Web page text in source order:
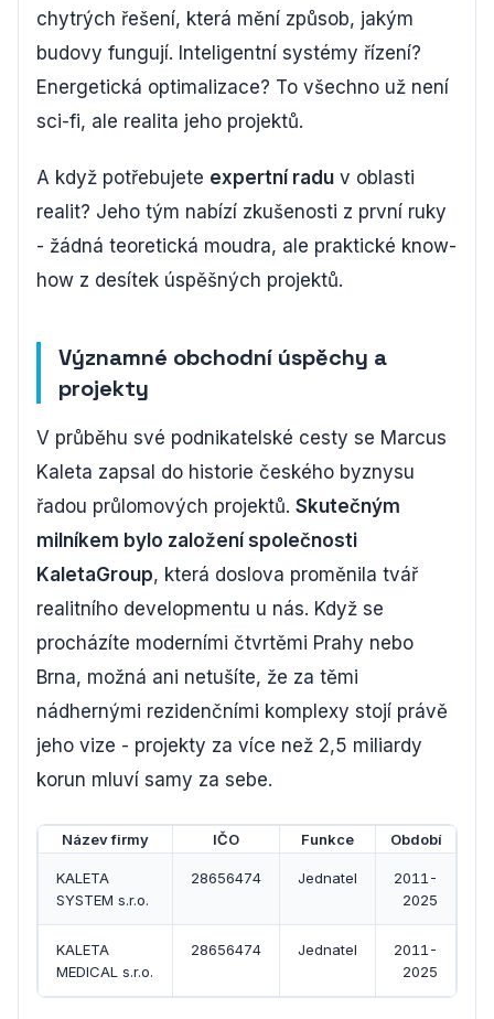
chytrých řešení, která mění způsob, jakým
budovy fungují. Inteligentní systémy řízení?
Energetická optimalizace? To všechno už není
sci-fi, ale realita jeho projektů.
A když potřebujete expertní radu v oblasti
realit? Jeho tým nabízí zkušenosti z první ruky
- žádná teoretická moudra, ale praktické know-
how z desítek úspěšných projektů.
Významné obchodní úspěchy a
projekty
V průběhu své podnikatelské cesty se Marcus
Kaleta zapsal do historie českého byznysu
řadou průlomových projektů. Skutečným
milníkem bylo založení společnosti
KaletaGroup, která doslova proměnila tvář
realitního developmentu u nás. Když se
procházíte moderními čtvrtěmi Prahy nebo
Brna, možná ani netušíte, že za těmi
nádhernými rezidenčními komplexy stojí právě
jeho vize - projekty za více než 2,5 miliardy
korun mluví samy za sebe.
Název firmy IČO Funkce Období
KALETA
SYSTEM s.r.o.
28656474 Jednatel
2011-
2025
KALETA
MEDICAL s.r.o.
28656474 Jednatel
2011-
2025